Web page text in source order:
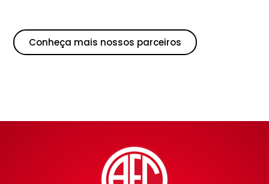
Conheça mais nossos parceiros